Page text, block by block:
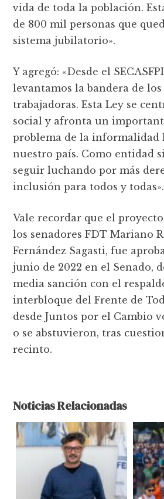
vida de toda la población.
de 800 mil personas que
sistema jubilatorio».
Y agregó: «Desde el
levantamos la bandera de
trabajadoras. Esta Ley se
social y afronta un
problema de la informalidad
nuestro país. Como entidad
seguir luchando por más
inclusión para todos y todas».
Vale recordar que el
los senadores FDT Mariano
Fernández Sagasti, fue
junio de 2022 en el Senado,
media sanción con el
interbloque del Frente de
desde Juntos por el Cambio
o se abstuvieron, tras
recinto.
Noticias Relacionadas